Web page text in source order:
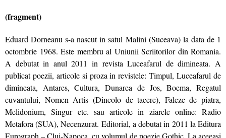
(fragment)
Eduard Dorneanu s-a nascut in satul Malini (Suceava) la data de 1
octombrie 1968. Este membru al Uniunii Scriitorilor din Romania.
A debutat in anul 2011 in revista Luceafarul de dimineata. A
publicat poezii, articole si proza in revistele: Timpul, Luceafarul de
dimineata, Antares, Cultura, Dunarea de Jos, Boema, Regatul
cuvantului, Nomen Artis (Dincolo de tacere), Faleze de piatra,
Melidonium, Singur etc. sau articole in ziarele online: Radio
Metafora (SUA), Necenzurat. Editorial, a debutat in 2011 la Editura
Eurograph – Cluj-Napoca, cu volumul de poezie Gothic. La aceeasi